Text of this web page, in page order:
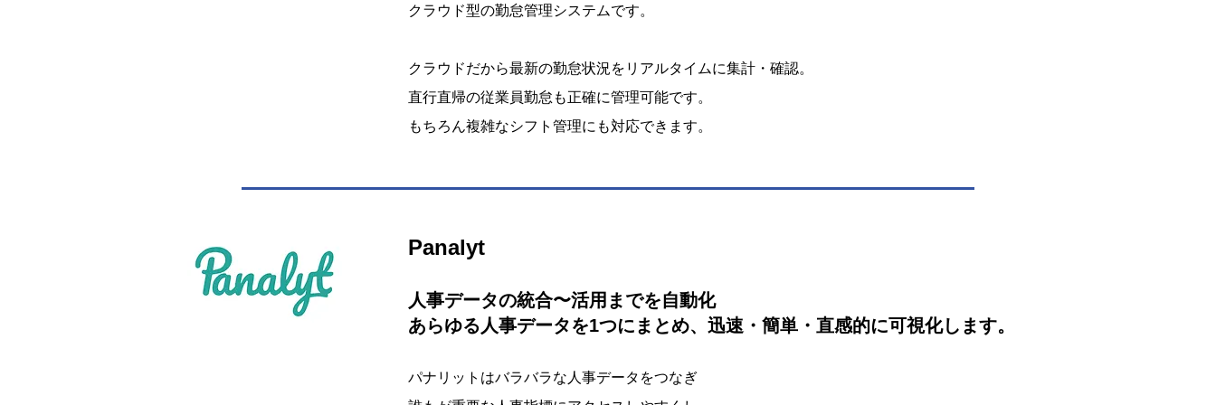
クラウド型の勤怠管理システムです。
クラウドだから最新の勤怠状況をリアルタイムに集計・確認。
直行直帰の従業員勤怠も正確に管理可能です。
もちろん複雑なシフト管理にも対応できます。
Panalyt
人事データの統合〜活用までを自動化
あらゆる人事データを1つにまとめ、迅速・簡単・直感的に可視化します。
パナリットはバラバラな人事データをつなぎ